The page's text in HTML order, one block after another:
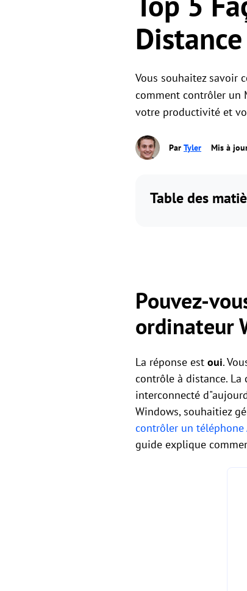
Vous souhaitez savoir
comment contrôler un
votre productivité et
Par Tyler Mis à
Table des
Pouvez-
ordinateur
La réponse est oui.
contrôle à distance.
interconnecté
Windows, souhaitiez
contrôler un
guide explique